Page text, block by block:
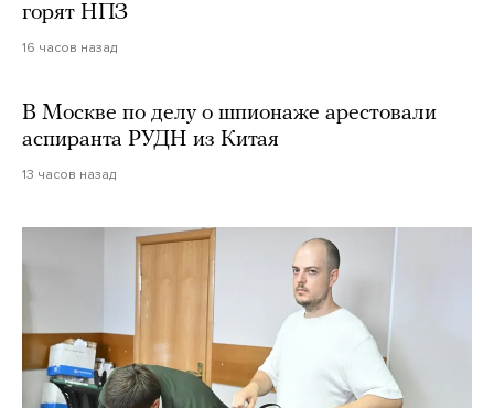
горят НПЗ
16 часов назад
В Москве по делу о шпионаже арестовали
аспиранта РУДН из Китая
13 часов назад